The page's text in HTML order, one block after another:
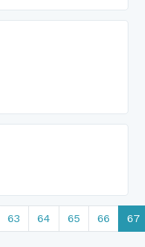
63 64 65 66 67